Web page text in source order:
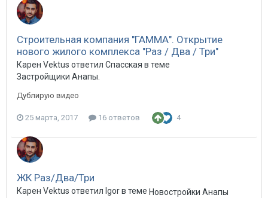
Строительная компания "ГАММА". Открытие
нового жилого комплекса "Раз / Два / Три"
Карен Vektus ответил Спасская в теме
Застройщики Анапы.
Дублирую видео
25 марта, 2017 16 ответов 4
ЖК Раз/Два/Три
Карен Vektus ответил Igor в теме Новостройки Анапы